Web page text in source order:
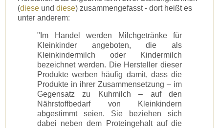
(diese und diese) zusammengefasst - dort heißt es
unter anderem:
"Im Handel werden Milchgetränke für
Kleinkinder angeboten, die als
Kleinkindermilch oder Kindermilch
bezeichnet werden. Die Hersteller dieser
Produkte werben häufig damit, dass die
Produkte in ihrer Zusammensetzung – im
Gegensatz zu Kuhmilch – auf den
Nährstoffbedarf von Kleinkindern
abgestimmt seien. Sie beziehen sich
dabei neben dem Proteingehalt auf die